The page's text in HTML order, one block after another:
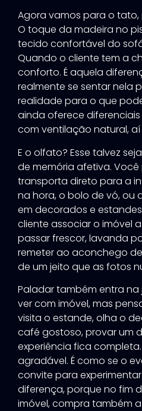
Agora vamos para o
O toque da madeira no
tecido confortável do
Quando o cliente tem a
conforto. É aquela
realmente se sentar nela
realidade para o que
ainda oferece
com ventilação natural,
E o olfato? Esse talvez
de memória afetiva.
transporta direto para a
na hora, o bolo de vó, ou
em decorados e
cliente associar o imóvel
passar frescor, lavanda
remeter ao aconchego
de um jeito que as fotos
Paladar também entra
ver com imóvel, mas
visita o estande, olha o
café gostoso, provar um
experiência fica
agradável. É como se o
convite para
diferença, porque no fim
imóvel, compra também